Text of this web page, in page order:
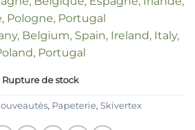
Pologne, Portugal
Belgium, Spain, Ireland, Italy,
Portugal
Rupture de stock
, Papeterie, Skivertex